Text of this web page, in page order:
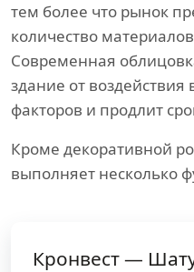
тем более что рынок
количество
Современная
здание от
факторов и продлит
Кроме декоративной
выполняет несколько
Кронвест —